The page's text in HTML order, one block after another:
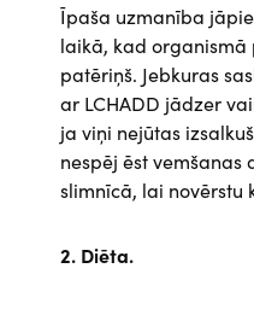
Īpaša uzmanība
laikā, kad
patēriņš. Jebkuras
ar LCHADD jādzer
ja viņi nejūtas
nespēj ēst vemšanas
slimnīcā, lai novērstu
2. Diēta.